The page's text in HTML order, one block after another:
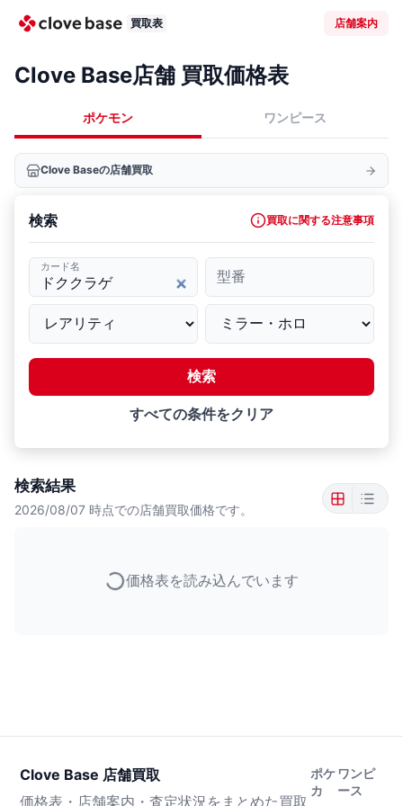
買取表 店舗案内
Clove Base店舗 買取価格表
ポケモン ワンピース
Clove Baseの店舗買取
検索 買取に関する注意事項
カード名
型番
検索
すべての条件をクリア
検索結果
2026/08/07 時点での店舗買取価格です。
価格表を読み込んでいます
Clove Base 店舗買取
価格表・店舗案内・査定状況をまとめた買取
ポケ
カ
ワンピ
ース